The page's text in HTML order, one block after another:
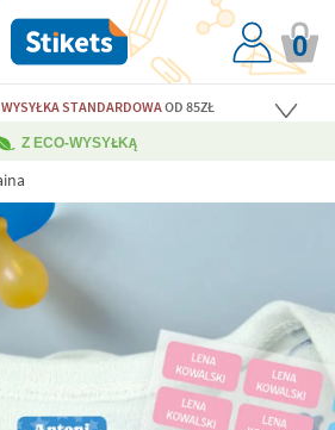
0
WYSYŁKA STANDARDOWAOD 85ZŁ
Z ECO-WYSYŁKĄ